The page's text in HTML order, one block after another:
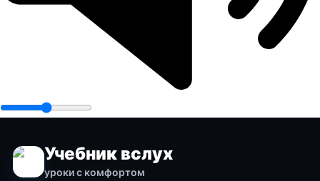
Учебник вслух
уроки с комфортом